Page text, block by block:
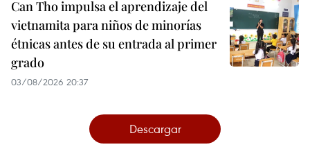
Can Tho impulsa el aprendizaje del
vietnamita para niños de minorías
étnicas antes de su entrada al primer
grado
03/08/2026 20:37
Descargar